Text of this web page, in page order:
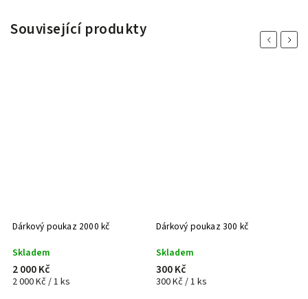
Související produkty
Previous
Dárkový poukaz 2000 kč
Skladem
2 000 Kč
2 000 Kč / 1 ks
Dárkový poukaz 300 kč
Skladem
300 Kč
300 Kč / 1 ks
Next